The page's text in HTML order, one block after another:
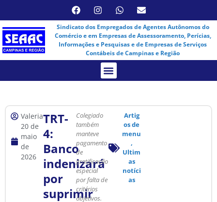
Sindicato dos Empregados de Agentes Autônomos do
Comércio e em Empresas de Assessoramento, Perícias,
Informações e Pesquisas e de Empresas de Serviços
Contábeis de Campinas e Região
Valeria
20 de
maio
de
2026
TRT-
4:
Banco
indenizará
por
suprimir
Colegiado
também
manteve
pagamento
de
gratificação
especial
por falta de
critérios
objetivos.
Artig
os de
menu
,
Ultim
as
notíci
as